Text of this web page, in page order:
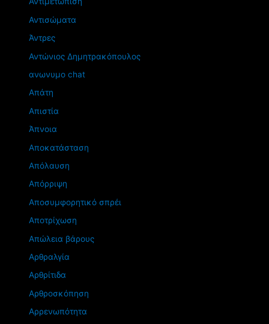
Αντισώματα
Άντρες
Αντώνιος Δημητρακόπουλος
ανωνυμο chat
Απάτη
Απιστία
Άπνοια
Αποκατάσταση
Απόλαυση
Απόρριψη
Αποσυμφορητικό σπρέι
Αποτρίχωση
Απώλεια βάρους
Αρθραλγία
Αρθρίτιδα
Αρθροσκόπηση
Αρρενωπότητα